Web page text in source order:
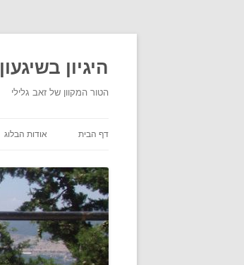
היגיון בשיגעון
הטור המקוון של זאב גלילי
דף הבית אודות הבלוג